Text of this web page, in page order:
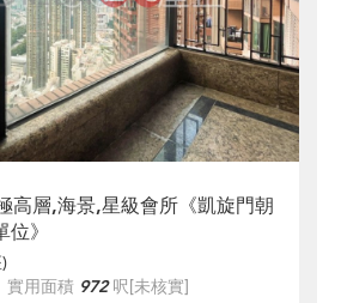
高層,海景,星級會所《凱旋門朝
》
實用面積 972呎[未核實]